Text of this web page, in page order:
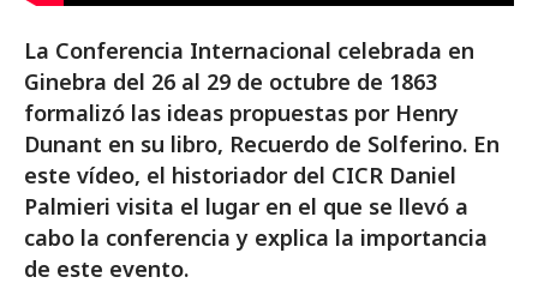
La Conferencia Internacional celebrada en
Ginebra del 26 al 29 de octubre de 1863
formalizó las ideas propuestas por Henry
Dunant en su libro, Recuerdo de Solferino. En
este vídeo, el historiador del CICR Daniel
Palmieri visita el lugar en el que se llevó a
cabo la conferencia y explica la importancia
de este evento.